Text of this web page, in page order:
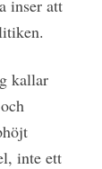
inser att
kallar
inte ett